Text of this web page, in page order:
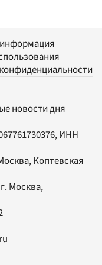
новости дня
ИНН
Коптевская
Москва,